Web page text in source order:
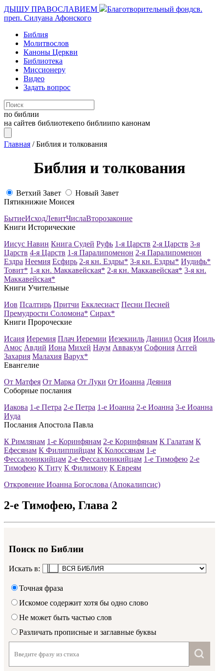
ДЫШУ ПРАВОСЛАВИЕМ Благотворительный фондсв.
преп. Силуана Афонского
Библия
Молитвослов
Каноны Церкви
Библиотека
Миссионеру
Видео
Задать вопрос
по библии
на сайтев библиотекепо библиипо канонам
Главная /Библия и толкования
Библия и толкования
Ветхий Завет
Новый Завет
Пятикнижие Моисея
БытиеИсходЛевитЧислаВторозаконие
Книги Исторические
Иисус Навин Книга Судей Руфь 1-я Царств 2-я Царств 3-я
Царств 4-я Царств 1-я Паралипоменон 2-я Паралипоменон
Ездра Неемия Есфирь 2-я кн. Ездры* 3-я кн. Ездры* Иудифь*
Товит* 1-я кн. Маккавейская* 2-я кн. Маккавейская* 3-я кн.
Маккавейская*
Книги Учительные
Иов Псалтирь Притчи Екклесиаст Песни Песней
Премудрости Соломона* Сирах*
Книги Пророческие
Исаия Иеремия Плач Иеремии Иезекииль Даниил Осия Иоиль
Амос Авдий Иона Михей Наум Аввакум Софония Аггей
Захария Малахия Варух*
Евангелие
От Матфея От Марка От Луки От Иоанна Деяния
Соборные послания
Иакова 1-е Петра 2-е Петра 1-е Иоанна 2-е Иоанна 3-е Иоанна
Иуда
Послания Апостола Павла
К Римлянам 1-е Коринфянам 2-е Коринфянам К Галатам К
Ефесянам К Филиппийцам К Колоссянам 1-е
Фессалоникийцам 2-е Фессалоникийцам 1-е Тимофею 2-е
Тимофею К Титу К Филимону К Евреям
Откровение Иоанна Богослова (Апокалипсис)
2-е Тимофею, Глава 2
Поиск по Библии
Искать в:
Точная фраза
Искомое содержит хотя бы одно слово
Не может быть частью слов
Различать прописные и заглавные буквы